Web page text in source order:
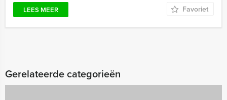
LEES MEER Favoriet
Gerelateerde categorieën